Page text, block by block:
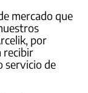
mercado que
por
recibir
servicio de